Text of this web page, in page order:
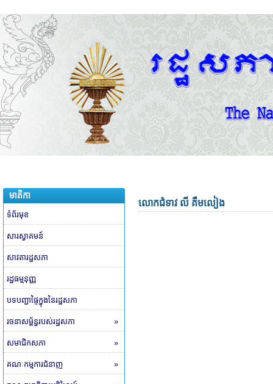
មាតិកា
ទំព័រមុខ
សារស្វាគមន៍
សាវតារដ្ឋសភា
រដ្ឋធម្មនុញ្ញ
បទបញ្ជាផ្ទៃក្នុងនៃរដ្ឋសភា
រចនាសម្ព័ន្ធរបស់រដ្ឋសភា »
សមាជិកសភា »
គណៈកម្មការជំនាញ »
លោកជំទាវ លី គឹមលៀង